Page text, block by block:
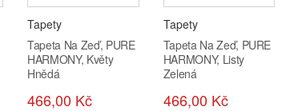
Tapety
Tapeta Na Zeď, PURE
HARMONY, Květy
Hnědá
466,00 Kč
Tapety
Tapeta Na Zeď, PURE
HARMONY, Listy
Zelená
466,00 Kč